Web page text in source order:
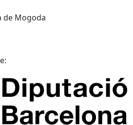
de Mogoda